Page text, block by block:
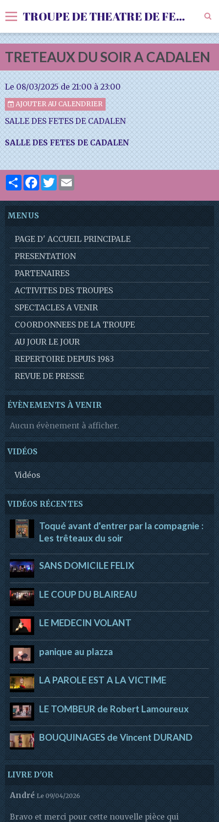
TROUPE DE THEATRE DE FENOLS
Accueil
Livre d'or
Vidéos
Album
Agenda
Sondages
TRETEAUX DU SOIR A CADALEN
Le 08/03/2025 de 21:00 à 23:00
AJOUTER AU CALENDRIER
SALLE DES FETES DE CADALEN
SALLE DES FETES DE CADALEN
PartagerFacebook
Twitter
MENUS
PAGE D' ACCUEIL PRINCIPALE
PRESENTATION
PARTENAIRES
ACTIVITES DES TROUPES
SPECTACLES A VENIR
COORDONNEES DE LA TROUPE
AU JOUR LE JOUR
REPERTOIRE DEPUIS 1983
REVUE DE PRESSE
ÉVÈNEMENTS À VENIR
Aucun évènement à afficher.
VIDÉOS
Vidéos
VIDÉOS RÉCENTES
Toqué avant d'entrer par la compagnie :
Les trêteaux du soir
SANS DOMICILE FELIX
LE COUP DU BLAIREAU
LE MEDECIN VOLANT
panique au plazza
LA PAROLE EST A LA VICTIME
LE TOMBEUR de Robert Lamoureux
BOUQUINAGES de Vincent DURAND
LIVRE D'OR
André Le 09/04/2026
Bravo et merci pour cette nouvelle pièce qui